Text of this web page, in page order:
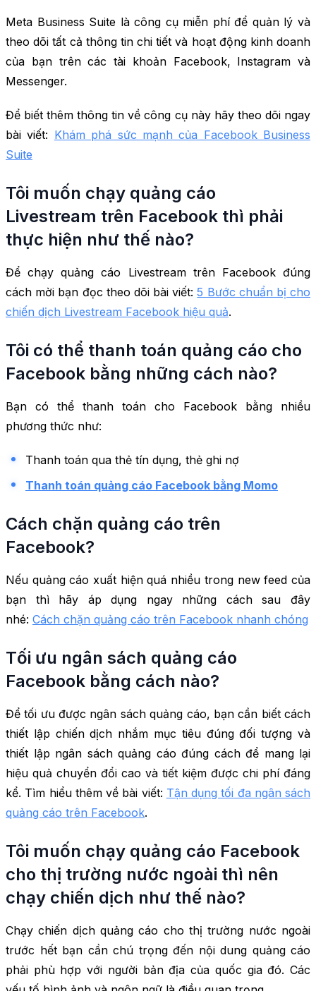
Meta Business Suite là công cụ miễn phí để quản lý và
theo dõi tất cả thông tin chi tiết và hoạt động kinh doanh
của bạn trên các tài khoản Facebook, Instagram và
Messenger.
Để biết thêm thông tin về công cụ này hãy theo dõi ngay
bài viết: Khám phá sức mạnh của Facebook Business
Suite
Tôi muốn chạy quảng cáo
Livestream trên Facebook thì phải
thực hiện như thế nào?
Để chạy quảng cáo Livestream trên Facebook đúng
cách mời bạn đọc theo dõi bài viết:5 Bước chuẩn bị cho
chiến dịch Livestream Facebook hiệu quả.
Tôi có thể thanh toán quảng cáo cho
Facebook bằng những cách nào?
Bạn có thể thanh toán cho Facebook bằng nhiều
phương thức như:
Thanh toán qua thẻ tín dụng, thẻ ghi nợ
Thanh toán quảng cáo Facebook bằng Momo
Cách chặn quảng cáo trên
Facebook?
Nếu quảng cáo xuất hiện quá nhiều trong new feed của
bạn thì hãy áp dụng ngay những cách sau đây
nhé: Cách chặn quảng cáo trên Facebook nhanh chóng
Tối ưu ngân sách quảng cáo
Facebook bằng cách nào?
Để tối ưu được ngân sách quảng cáo, bạn cần biết cách
thiết lập chiến dịch nhắm mục tiêu đúng đối tượng và
thiết lập ngân sách quảng cáo đúng cách để mang lại
hiệu quả chuyển đổi cao và tiết kiệm được chi phí đáng
kể. Tìm hiểu thêm về bài viết: Tận dụng tối đa ngân sách
quảng cáo trên Facebook.
Tôi muốn chạy quảng cáo Facebook
cho thị trường nước ngoài thì nên
chạy chiến dịch như thế nào?
Chạy chiến dịch quảng cáo cho thị trường nước ngoài
trước hết bạn cần chú trọng đến nội dung quảng cáo
phải phù hợp với người bản địa của quốc gia đó. Các